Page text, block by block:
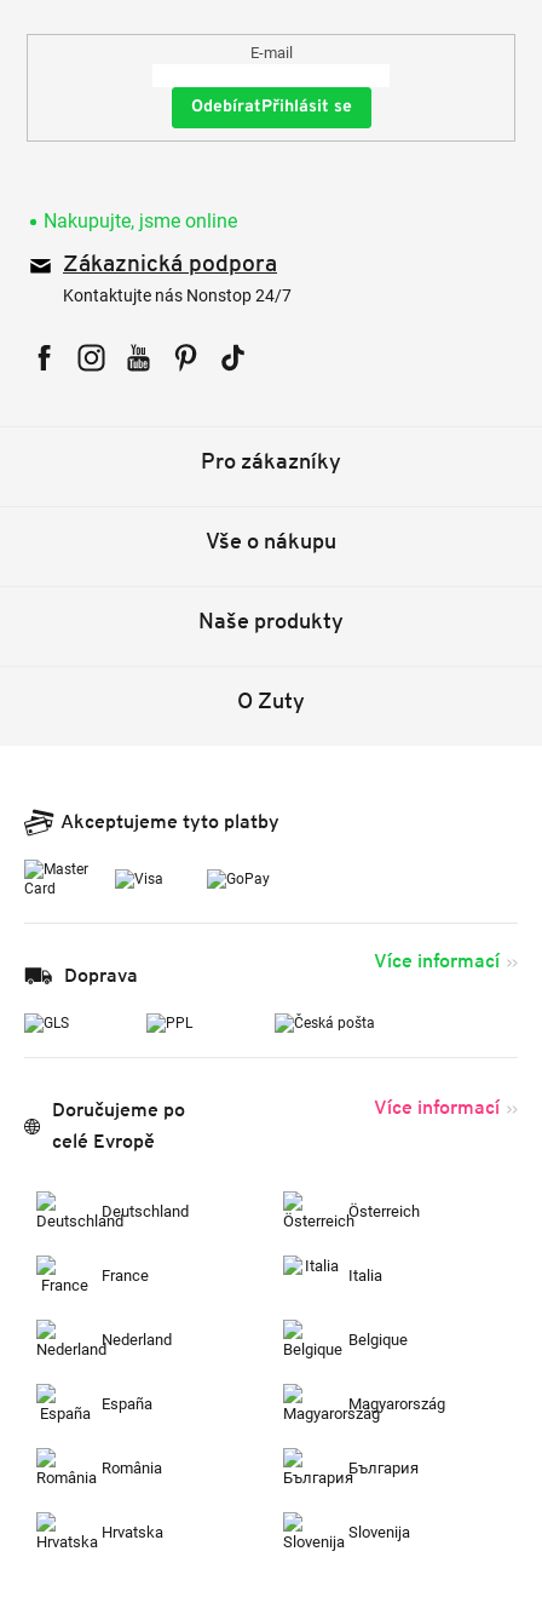
E-mail
Přihlásit se
Nakupujte, jsme online
Zákaznická podpora
Kontaktujte nás Nonstop 24/7
Pro zákazníky
Vše o nákupu
Naše produkty
O Zuty
Akceptujeme tyto platby
Doprava
Více informací
Doručujeme po
celé Evropě
Více informací
Deutschland Österreich
France Italia
Nederland Belgique
España Magyarország
România България
Hrvatska Slovenija